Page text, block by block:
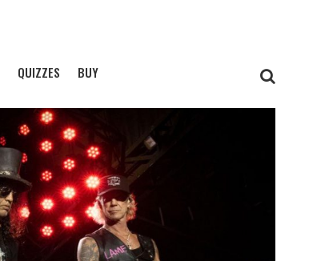
QUIZZES BUY